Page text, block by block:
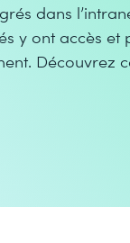
dans
y ont accès et
Découvrez